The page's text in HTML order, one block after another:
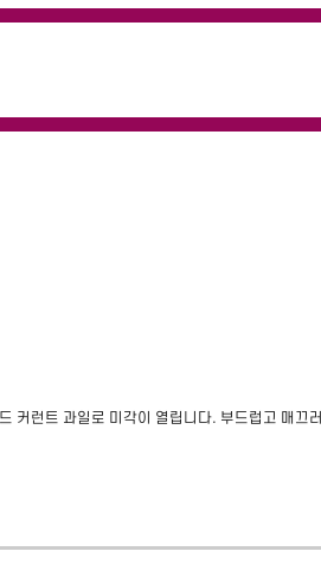
런트 과일로 미각이 열립니다. 부드럽고 매끄